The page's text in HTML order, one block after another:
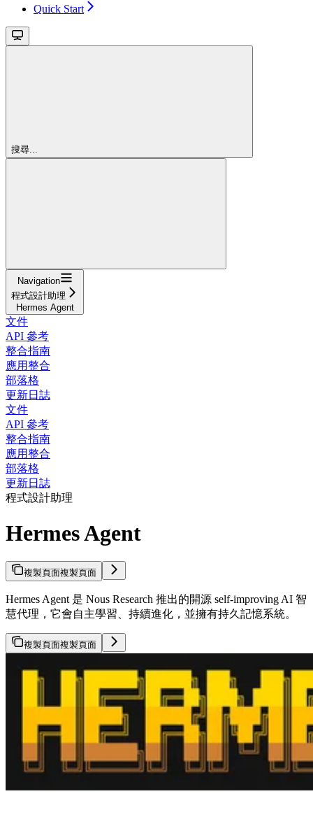
Quick Start
搜尋...
Navigation
程式設計助理
Hermes Agent
文件
API 參考
整合指南
應用整合
部落格
更新日誌
文件
API 參考
整合指南
應用整合
部落格
更新日誌
程式設計助理
Hermes Agent
複製頁面複製頁面
Hermes Agent 是 Nous Research 推出的開源 self-improving AI 智
慧代理，它會自主學習、持續進化，並擁有持久記憶系統。
複製頁面複製頁面